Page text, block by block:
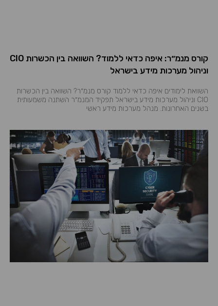
קורס מנמ״ר: איפה כדאי ללמוד? השוואה בין הכשרות CIO
וניהול מערכות מידע בישראל
השוואת לימודים איפה כדאי ללמוד קורס מנמ״ר? השוואה בין הכשרות
CIO וניהול מערכות מידע בישראל תפקיד המנמ״ר השתנה משמעותית
בשנים האחרונות. מנהל מערכות מידע ראשי